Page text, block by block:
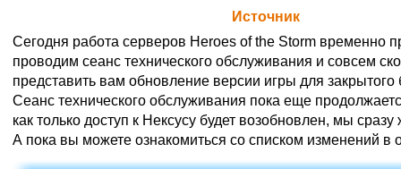
Источник
Сегодня работа серверов Heroes of the Storm временно
проводим сеанс технического обслуживания и совсем
представить вам обновление версии игры для закрытого
Сеанс технического обслуживания пока еще
как только доступ к Нексусу будет возобновлен, мы
А пока вы можете ознакомиться со списком изменений в